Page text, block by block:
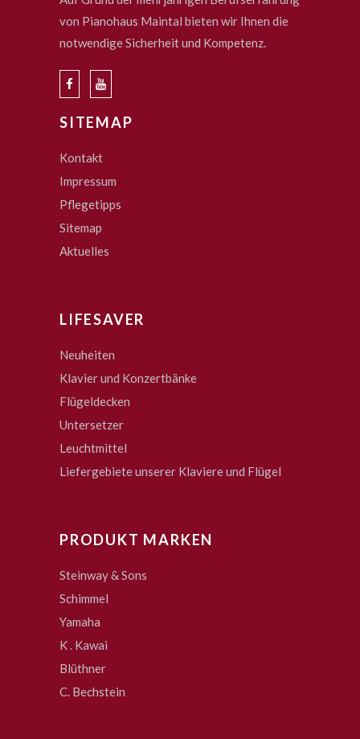
von Pianohaus Maintal bieten wir Ihnen die
notwendige Sicherheit und Kompetenz.
SITEMAP
Kontakt
Impressum
Pflegetipps
Sitemap
Aktuelles
LIFESAVER
Neuheiten
Klavier und Konzertbänke
Flügeldecken
Untersetzer
Leuchtmittel
Liefergebiete unserer Klaviere und Flügel
PRODUKT MARKEN
Steinway & Sons
Schimmel
Yamaha
K . Kawai
Blüthner
C. Bechstein